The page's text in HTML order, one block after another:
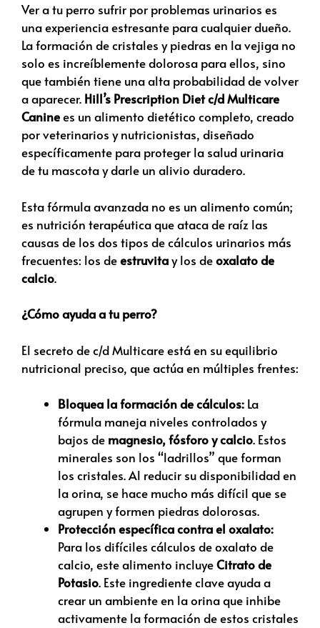
Ver a tu perro sufrir por problemas urinarios es
una experiencia estresante para cualquier dueño.
La formación de cristales y piedras en la vejiga no
solo es increíblemente dolorosa para ellos, sino
que también tiene una alta probabilidad de volver
a aparecer. Hill’s Prescription Diet c/d Multicare
Caninees un alimento dietético completo, creado
por veterinarios y nutricionistas, diseñado
específicamente para proteger la salud urinaria
de tu mascota y darle un alivio duradero.
Esta fórmula avanzada no es un alimento común;
es nutrición terapéutica que ataca de raíz las
causas de los dos tipos de cálculos urinarios más
frecuentes: los deestruvitay los deoxalato de
calcio.
¿Cómo ayuda a tu perro?
El secreto de c/d Multicare está en su equilibrio
nutricional preciso, que actúa en múltiples frentes:
Bloquea la formación de cálculos: La
fórmula maneja niveles controlados y
bajos de magnesio, fósforo y calcio. Estos
minerales son los “ladrillos” que forman
los cristales.Al reducir su disponibilidad en
la orina, se hace mucho más difícil que se
agrupen y formen piedras dolorosas.
Protección específica contra el oxalato:
Para los difíciles cálculos de oxalato de
calcio, este alimento incluyeCitrato de
Potasio. Este ingrediente clave ayuda a
crear un ambiente en la orina que inhibe
activamente la formación de estos cristales